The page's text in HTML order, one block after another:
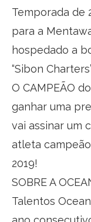
Temporada de
para a
hospedado a
“Sibon
O CAMPEÃO
ganhar uma
vai assinar um
atleta
2019!
SOBRE A
Talentos